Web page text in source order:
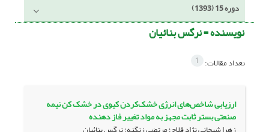
دوره 15 (1393)
نویسنده =نرگس بنائیان
تعداد مقالات: 1
ارزیابی شاخص‌های انرژی خشک‌کردن کیوی در خشک کن نیمه
صنعتی بستر ثابت مجهز به مواد تغییر فاز دهنده